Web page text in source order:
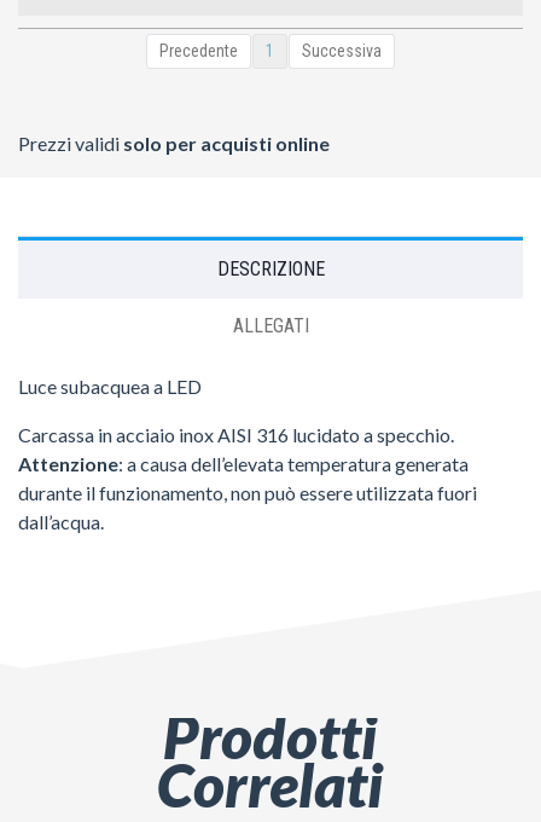
Precedente 1 Successiva
Prezzi validi solo per acquisti online
DESCRIZIONE
ALLEGATI
Luce subacquea a LED
Carcassa in acciaio inox AISI 316 lucidato a specchio.
Attenzione: a causa dell’elevata temperatura generata
durante il funzionamento, non può essere utilizzata fuori
dall’acqua.
Prodotti
Correlati